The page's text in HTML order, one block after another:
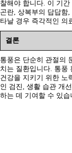
찰해야 합니다. 이 기
곤란, 상복부의 답답함
타날 경우 즉각적인 의
결론
통풍은 단순히 관절의
치는 질환입니다. 통풍
건강을 지키기 위한 노
인 검진, 생활 습관 개
하는 데 기여할 수 있습